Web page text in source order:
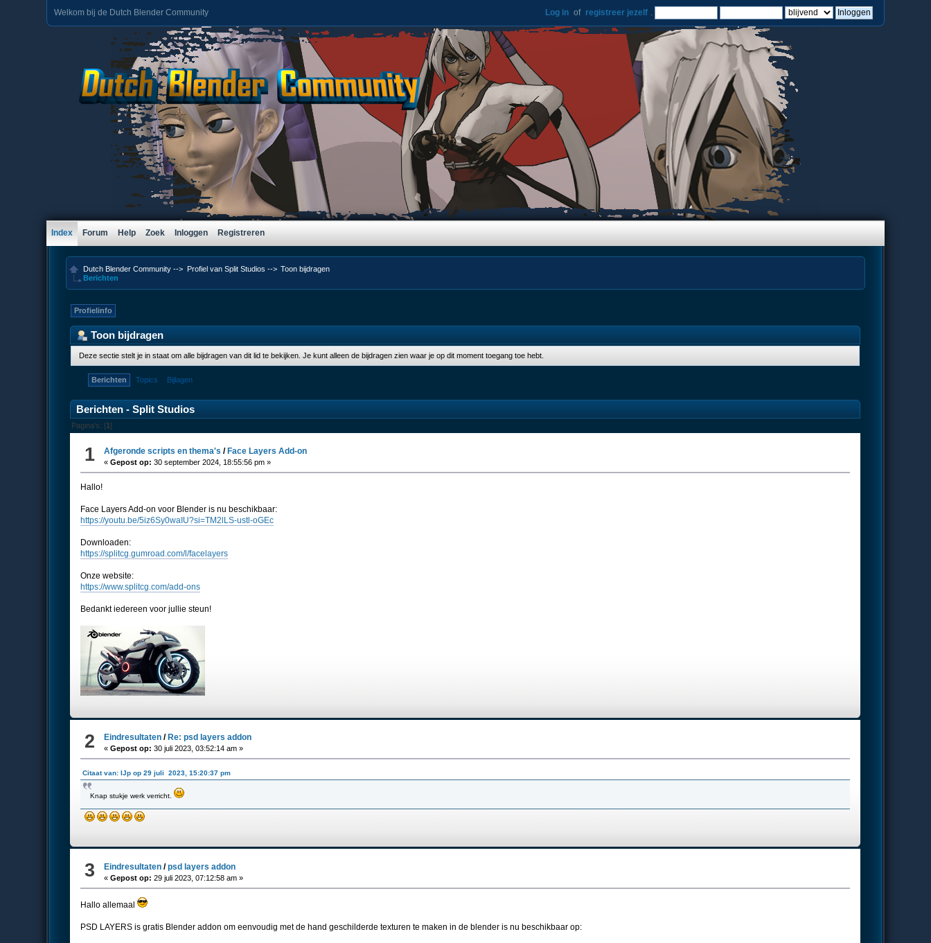
Welkom bij de Dutch Blender Community Log in of registreer jezelf .
Index Forum Help Zoek Inloggen Registreren
Dutch Blender Community --> Profiel van Split Studios --> Toon bijdragen
Berichten
Profielinfo
Toon bijdragen
Deze sectie stelt je in staat om alle bijdragen van dit lid te bekijken. Je kunt alleen de bijdragen zien waar je op dit moment toegang toe hebt.
Berichten Topics Bijlagen
Berichten - Split Studios
Pagina's: [1]
1 Afgeronde scripts en thema's /Face Layers Add-on
«Gepost op: 30 september 2024, 18:55:56 pm »
Hallo!
Face Layers Add-on voor Blender is nu beschikbaar:
https://youtu.be/5iz6Sy0waIU?si=TM2lLS-ustl-oGEc
Downloaden:
https://splitcg.gumroad.com/l/facelayers
Onze website:
https://www.splitcg.com/add-ons
Bedankt iedereen voor jullie steun!
2 Eindresultaten / Re: psd layers addon
«Gepost op: 30 juli 2023, 03:52:14 am »
Citaat van: IJp op 29 juli 2023, 15:20:37 pm
Knap stukje werk verricht.
3 Eindresultaten /psd layers addon
«Gepost op: 29 juli 2023, 07:12:58 am »
Hallo allemaal
PSD LAYERS is gratis Blender addon om eenvoudig met de hand geschilderde texturen te maken in de blender is nu beschikbaar op: